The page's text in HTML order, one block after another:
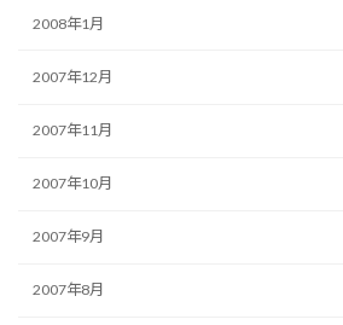
2008年1月
2007年12月
2007年11月
2007年10月
2007年9月
2007年8月